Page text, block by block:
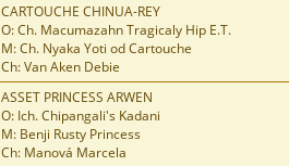
CARTOUCHE CHINUA-REY
O: Ch. Macumazahn Tragicaly Hip E.T.
M: Ch. Nyaka Yoti od Cartouche
Ch: Van Aken Debie
ASSET PRINCESS ARWEN
O: Ich. Chipangali's Kadani
M: Benji Rusty Princess
Ch: Manová Marcela